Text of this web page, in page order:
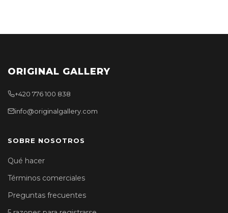
ORIGINAL GALLERY
+420 776 100 838
info@originalgallery.com
SOBRE NOSOTROS
Qué hacer
Términos comerciales
Preguntas frecuentes